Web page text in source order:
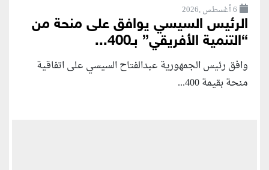
6 أغسطس ,2026
الرئيس السيسي يوافق على منحة من
“التنمية الأفريقي” بـ400...
وافق رئيس الجمهورية عبدالفتاح السيسي على اتفاقية
منحة بقيمة 400...